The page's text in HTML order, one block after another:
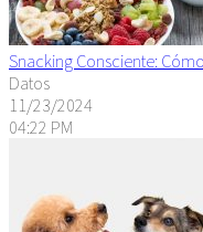
Snacking Consciente:
Datos
11/23/2024
04:22 PM